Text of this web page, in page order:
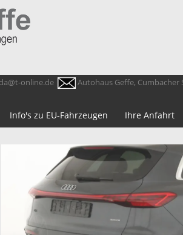
online.de Autohaus Geffe, Cumbacher
Info's zu EU-Fahrzeugen Ihre Anfahrt